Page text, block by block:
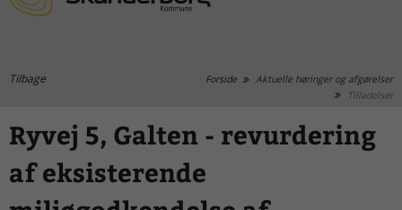
Tilbage Forside
Aktuelle høringer og afgørelser
Tilladelser
Ryvej 5, Galten - revurdering
af eksisterende